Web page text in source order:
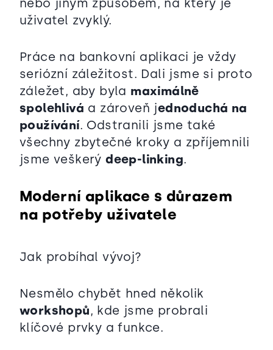
nebo jiným způsobem, na který je
uživatel zvyklý.
Práce na bankovní aplikaci je vždy
seriózní záležitost. Dali jsme si proto
záležet, aby byla maximálně
spolehlivá a zároveň jednoduchá na
používání. Odstranili jsme také
všechny zbytečné kroky a zpříjemnili
jsme veškerýdeep-linking.
Moderní aplikace s důrazem
na potřeby uživatele
Jak probíhal vývoj?
Nesmělo chybět hned několik
workshopů, kde jsme probrali
klíčové prvky a funkce.